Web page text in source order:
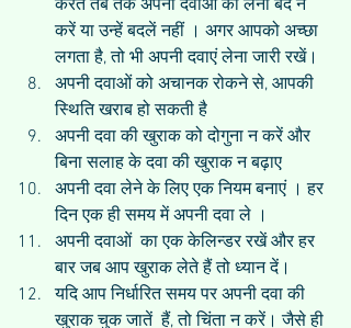
करते तब तक अपनी दवाओं को लेना बंद न
करें या उन्हें बदलें नहीं । अगर आपको अच्छा
लगता है, तो भी अपनी दवाएं लेना जारी रखें।
अपनी दवाओं को अचानक रोकने से, आपकी
स्थिति खराब हो सकती है
अपनी दवा की खुराक को दोगुना न करें और
बिना सलाह के दवा की खुराक न बढ़ाए
अपनी दवा लेने के लिए एक नियम बनाएं । हर
दिन एक ही समय में अपनी दवा ले ।
अपनी दवाओं  का एक केलिन्डर रखें और हर
बार जब आप खुराक लेते हैं तो ध्यान दें।
यदि आप निर्धारित समय पर अपनी दवा की
खुराक चुक जातें  हैं, तो चिंता न करें। जैसे ही